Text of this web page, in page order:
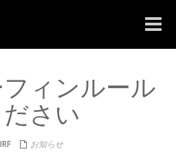
Toggle
ィンルール
さい
お知らせ